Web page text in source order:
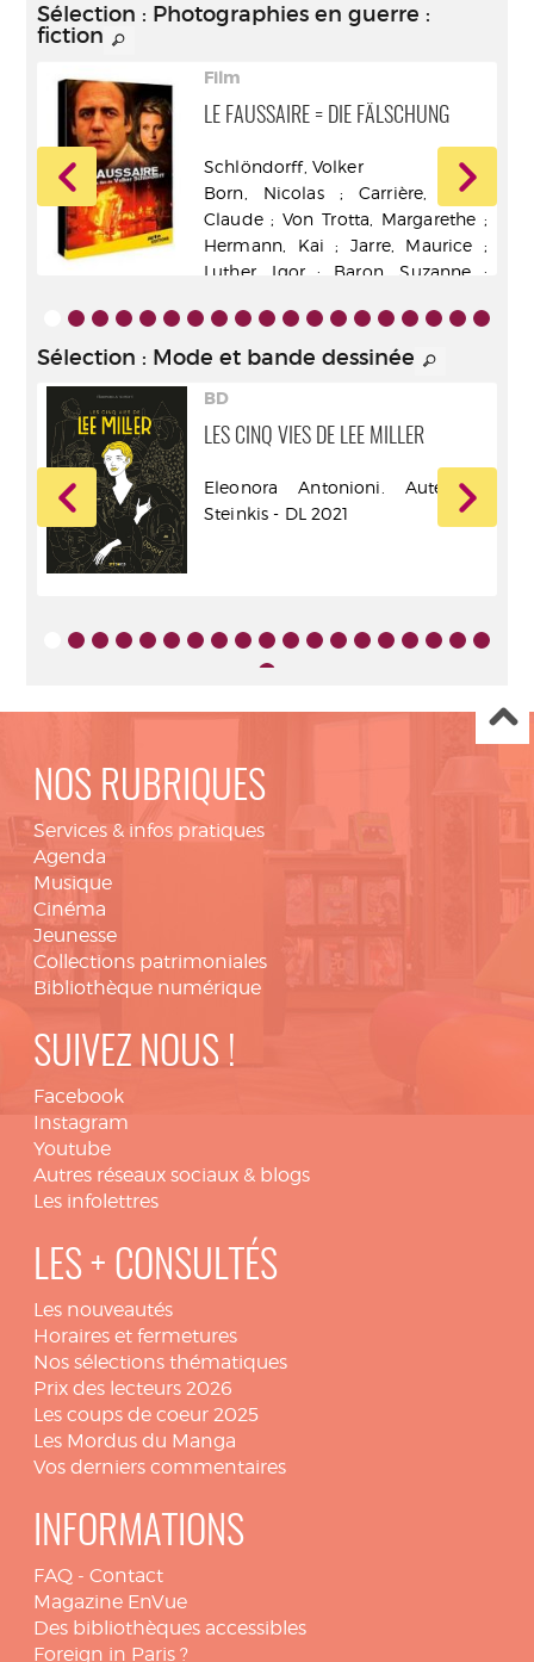
Sélection : Photographies en guerre :
fiction
Film
LE FAUSSAIRE = DIE FÄLSCHUNG
Schlöndorff, Volker
Born, Nicolas ; Carrière, Jean-
Claude ; Von Trotta, Margarethe ;
Hermann, Kai ; Jarre, Maurice ;
Luther, Igor ; Baron, Suzanne ;
Dagmar ; Ganz, Bruno ; Schygulla,
Hanna ; Carmet, Jean - Arte
Sélection : Mode et bande dessinée
BD
LES CINQ VIES DE LEE MILLER
Eleonora Antonioni. Auteur -
Steinkis - DL 2021
NOS RUBRIQUES
Services & infos pratiques
Agenda
Musique
Cinéma
Jeunesse
Collections patrimoniales
Bibliothèque numérique
SUIVEZ NOUS !
Facebook
Instagram
Youtube
Autres réseaux sociaux & blogs
Les infolettres
LES + CONSULTÉS
Les nouveautés
Horaires et fermetures
Nos sélections thématiques
Prix des lecteurs 2026
Les coups de coeur 2025
Les Mordus du Manga
Vos derniers commentaires
INFORMATIONS
FAQ - Contact
Magazine EnVue
Des bibliothèques accessibles
Foreign in Paris ?